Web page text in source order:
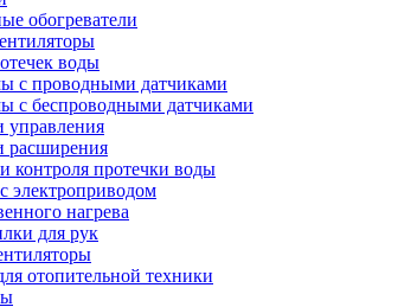
обогреватели
воды
с проводными датчиками
с беспроводными датчиками
управления
расширения
контроля протечки воды
электроприводом
нагрева
для рук
отопительной техники